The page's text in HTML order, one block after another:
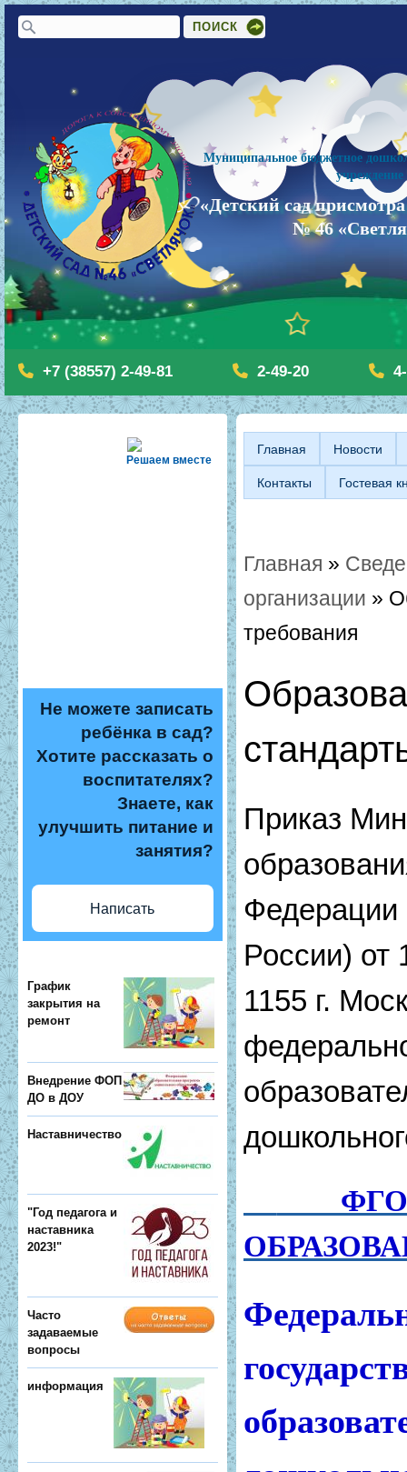
Форма поиска
Поиск
Муниципальное бюджетное
учреждение
«Детский сад
№ 46
+7 (38557) 2-49-81 2-49-20
Решаем вместе
Не можете записать
ребёнка в сад?
Хотите рассказать о
воспитателях?
Знаете, как
улучшить питание и
занятия?
Написать
График
закрытия на
ремонт
Внедрение ФОП
ДО в ДОУ
Наставничество
"Год педагога и
наставника
2023!"
Часто
задаваемые
вопросы
информация
Главная Новости
Контакты Гостевая
Вы здесь
Главная »
организации »
требования
Приказ
Федерации
России) от
1155 г.